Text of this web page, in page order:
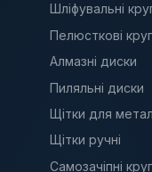
Шліфувальні
Пелюсткові
Алмазні диски
Пиляльні диски
Щітки для
Щітки ручні
Самозачіпні